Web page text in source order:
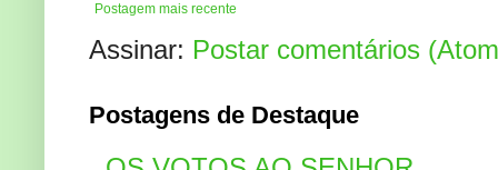
Postagem mais recente
Assinar: Postar comentários
Postagens de Destaque